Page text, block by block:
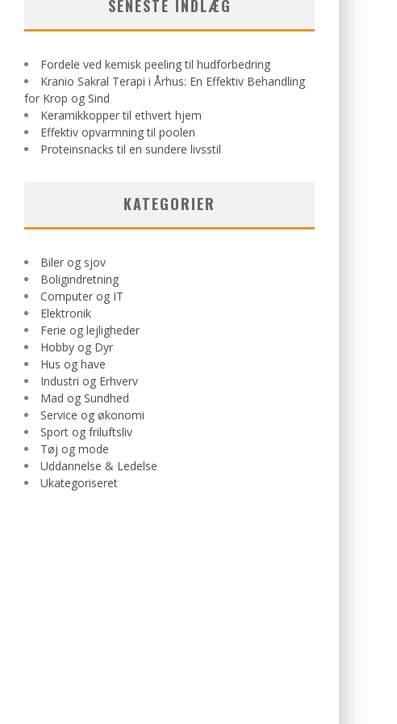
SENESTE INDLÆG
Fordele ved kemisk peeling til hudforbedring
Kranio Sakral Terapi i Århus: En Effektiv Behandling
for Krop og Sind
Keramikkopper til ethvert hjem
Effektiv opvarmning til poolen
Proteinsnacks til en sundere livsstil
KATEGORIER
Biler og sjov
Boligindretning
Computer og IT
Elektronik
Ferie og lejligheder
Hobby og Dyr
Hus og have
Industri og Erhverv
Mad og Sundhed
Service og økonomi
Sport og friluftsliv
Tøj og mode
Uddannelse & Ledelse
Ukategoriseret